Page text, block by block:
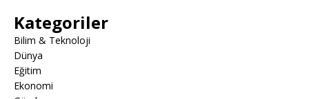
Kategoriler
Bilim & Teknoloji
Dünya
Eğitim
Ekonomi